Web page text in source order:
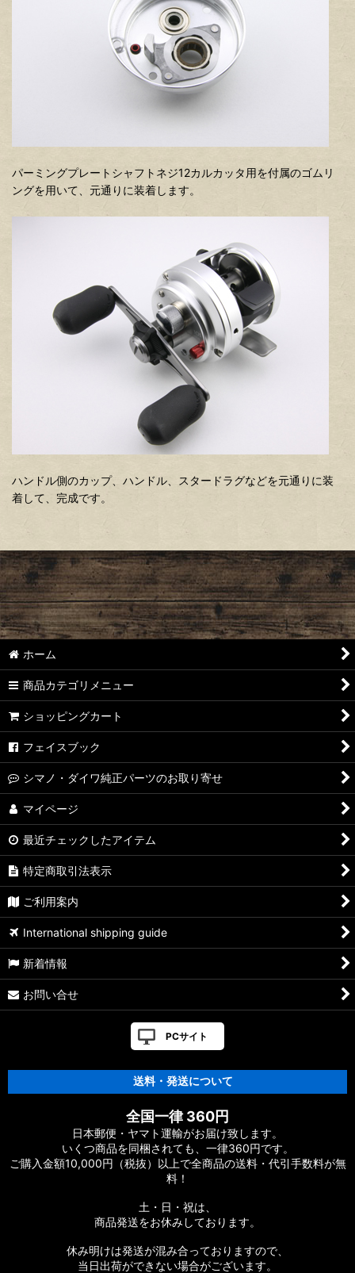
パーミングプレートシャフトネジ12カルカッタ用を付属のゴムリ
ングを用いて、元通りに装着します。
ハンドル側のカップ、ハンドル、スタードラグなどを元通りに装
着して、完成です。
ホーム
商品カテゴリメニュー
ショッピングカート
フェイスブック
シマノ・ダイワ純正パーツのお取り寄せ
マイページ
最近チェックしたアイテム
特定商取引法表示
ご利用案内
International shipping guide
新着情報
お問い合せ
PCサイト
送料・発送について
全国一律 360円
日本郵便・ヤマト運輸がお届け致します。
いくつ商品を同梱されても、一律360円です。
ご購入金額10,000円（税抜）以上で全商品の送料・代引手数料が無
料！
土・日・祝は、
商品発送をお休みしております。
休み明けは発送が混み合っておりますので、
当日出荷ができない場合がございます。